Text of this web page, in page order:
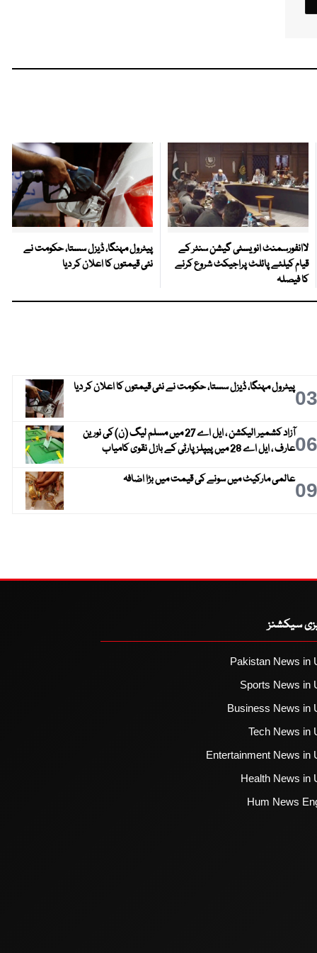
لاانفورسمنٹ انویسٹی گیشن سنٹر کے
قیام کیلئے پائلٹ پراجیکٹ شروع کرنے
کا فیصلہ
پیٹرول مہنگا، ڈیزل سستا، حکومت نے
نئی قیمتوں کا اعلان کر دیا
03پیٹرول مہنگا، ڈیزل سستا، حکومت نے نئی قیمتوں کا اعلان کر دیا
06
آزاد کشمیر الیکشن ، ایل اے 27 میں مسلم لیگ (ن) کی نورین
عارف ، ایل اے 28 میں پیپلز پارٹی کے بازل نقوی کامیاب
09عالمی مارکیٹ میں سونے کی قیمت میں بڑا اضافہ
سیکشنز
Pakistan News in
Sports News in
Business News in
Tech News in
Entertainment News in
Health News in
Hum News